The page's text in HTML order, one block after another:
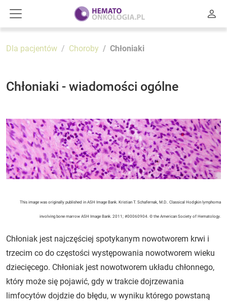
Dla pacjentów Choroby Chłoniaki
Chłoniaki - wiadomości ogólne
This image was originally published in ASH Image Bank. Kristian T. Schafernak, M.D.. Classical Hodgkin lymphoma
involving bone marrow ASH Image Bank. 2011; #00060904. © the American Society of Hematology.
Chłoniak jest najczęściej spotykanym nowotworem krwi i
trzecim co do częstości występowania nowotworem wieku
dziecięcego. Chłoniak jest nowotworem układu chłonnego,
który może się pojawić, gdy w trakcie dojrzewania
limfocytów dojdzie do błędu, w wyniku którego powstaną